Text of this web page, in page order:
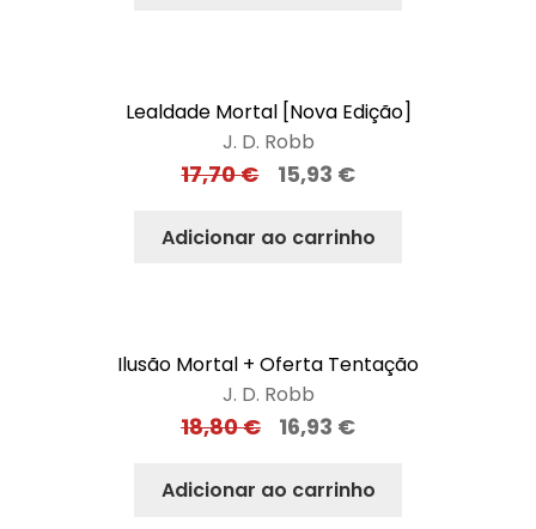
Lealdade Mortal [Nova Edição]
J. D. Robb
17,70€ 15,93 €
Adicionar ao carrinho
Ilusão Mortal + Oferta Tentação
J. D. Robb
18,80€ 16,93 €
Adicionar ao carrinho